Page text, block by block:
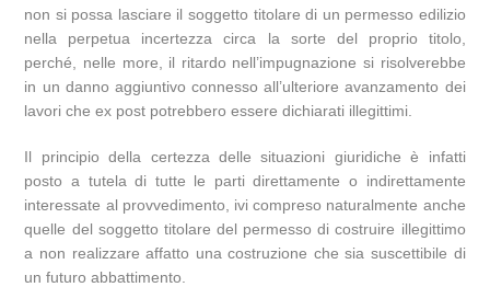
non si possa lasciare il soggetto titolare di un permesso edilizio
nella perpetua incertezza circa la sorte del proprio titolo,
perché, nelle more, il ritardo nell’impugnazione si risolverebbe
in un danno aggiuntivo connesso all’ulteriore avanzamento dei
lavori che ex post potrebbero essere dichiarati illegittimi.
Il principio della certezza delle situazioni giuridiche è infatti
posto a tutela di tutte le parti direttamente o indirettamente
interessate al provvedimento, ivi compreso naturalmente anche
quelle del soggetto titolare del permesso di costruire illegittimo
a non realizzare affatto una costruzione che sia suscettibile di
un futuro abbattimento.